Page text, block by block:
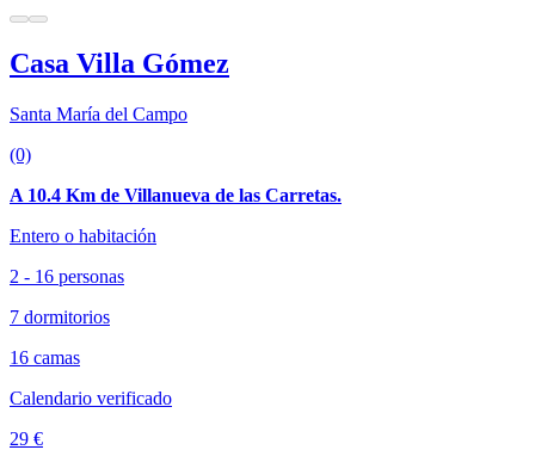
Casa Villa Gómez
Santa María del Campo
(0)
A 10.4 Km de Villanueva de las Carretas.
Entero o habitación
2 - 16 personas
7 dormitorios
16 camas
Calendario verificado
29 €